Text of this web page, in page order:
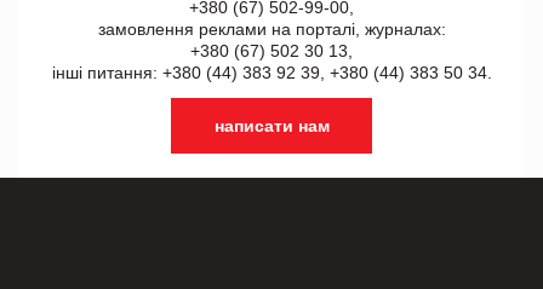
+380 (67) 502-99-00,
замовлення реклами на порталі, журналах:
+380 (67) 502 30 13,
інші питання: +380 (44) 383 92 39, +380 (44) 383 50 34.
написати нам